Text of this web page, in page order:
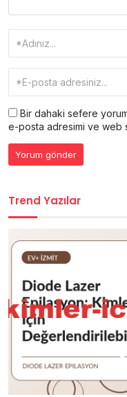
Bir dahaki sefere yorum
e-posta adresimi ve web
Trend Yazılar